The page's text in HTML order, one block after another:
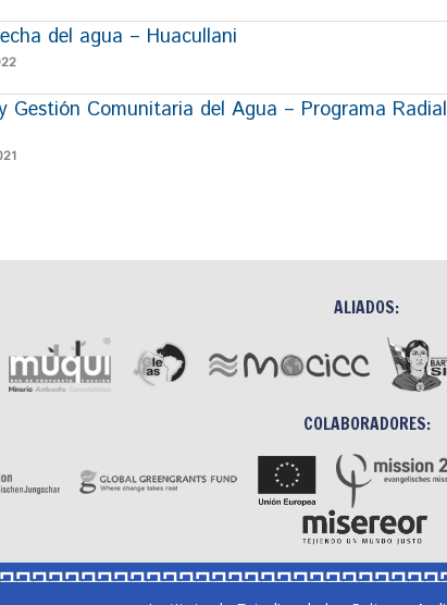
del agua – Huacullani
Gestión Comunitaria del Agua – Programa Radial
ALIADOS:
COLABORADORES: